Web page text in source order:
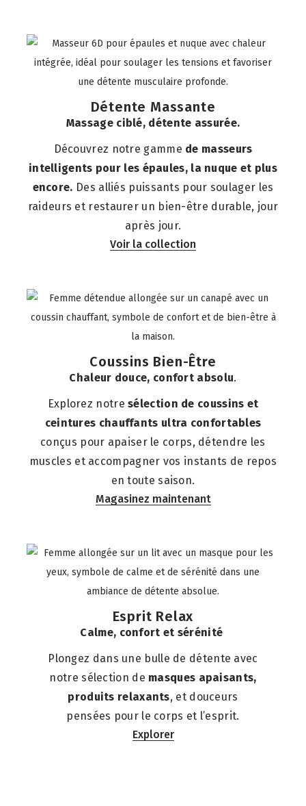
Détente Massante
Massage ciblé, détente assurée.
Découvrez notre gamme de masseurs
intelligents pour les épaules, la nuque et plus
encore. Des alliés puissants pour soulager les
raideurs et restaurer un bien-être durable, jour
après jour.
Voir la collection
Coussins Bien-Être
Chaleur douce, confort absolu.
Explorez notresélection de coussins et
ceintures chauffants ultra confortables
conçus pour apaiser le corps, détendre les
muscles et accompagner vos instants de repos
en toute saison.
Magasinez maintenant
Esprit Relax
Calme, confort et sérénité
Plongez dans une bulle de détente avec
notre sélection de masques apaisants,
produits relaxants, et douceurs
pensées pour le corps et l’esprit.
Explorer